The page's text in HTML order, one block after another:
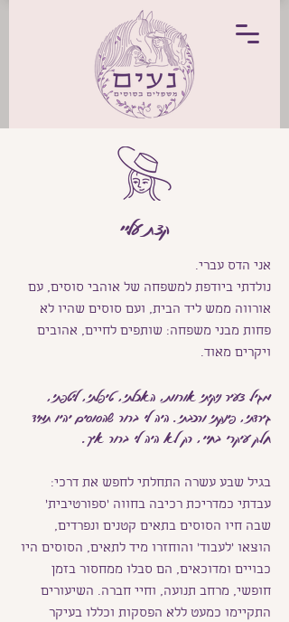
קצת עליי
אני הדס עברי.
נולדתי ביודפת למשפחה של אוהבי סוסים, עם
אורווה ממש ליד הבית, ועם סוסים שהיו לא
פחות מבני משפחה: שותפים לחיים, אהובים
ויקרים מאוד.
מגיל צעיר ניקיתי אורוות, האכלתי, טיפלתי, ליטפתי,
גירדתי, פינקתי ורכבתי. היה לי ברור שהסוסים יהיו תמיד
חלק עיקרי בחיי, רק לא היה לי ברור איך.
בגיל שבע עשרה התחלתי לחפש את דרכי:
עבדתי כמדריכת רכיבה בחווה 'ספורטיבית'
שבה חיו הסוסים בתאים קטנים ונפרדים,
הוצאו 'לעבוד' והוחזרו מיד לתאים, הסוסים היו
כבויים ומדוכאים, הם סבלו ממחסור בזמן
חופשי, מרחב תנועה, וחיי חברה. השיעורים
התקיימו כמעט ללא הפסקות וכללו בעיקר